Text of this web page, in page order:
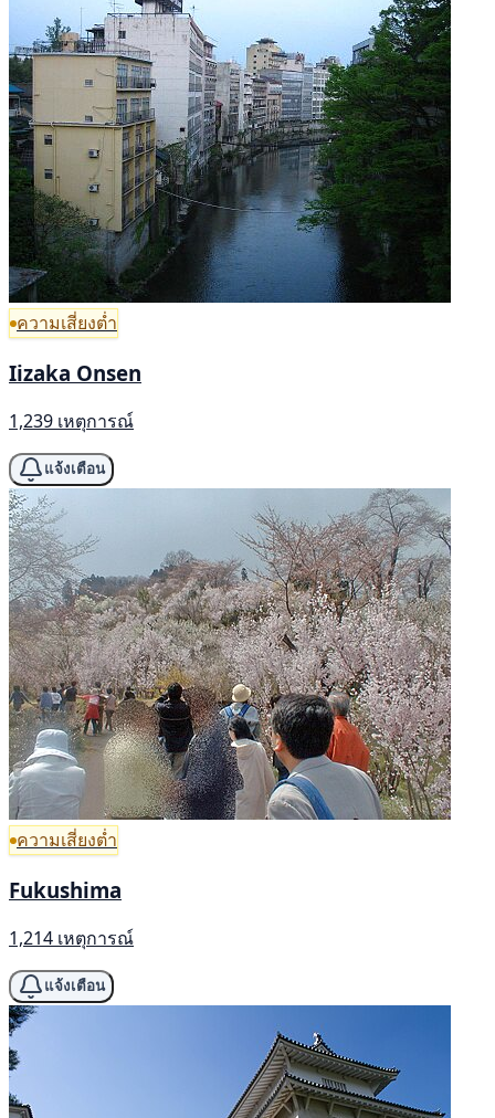
ความเสี่ยงต่ำ
Iizaka Onsen
1,239 เหตุการณ์
แจ้งเตือน
ความเสี่ยงต่ำ
Fukushima
1,214 เหตุการณ์
แจ้งเตือน